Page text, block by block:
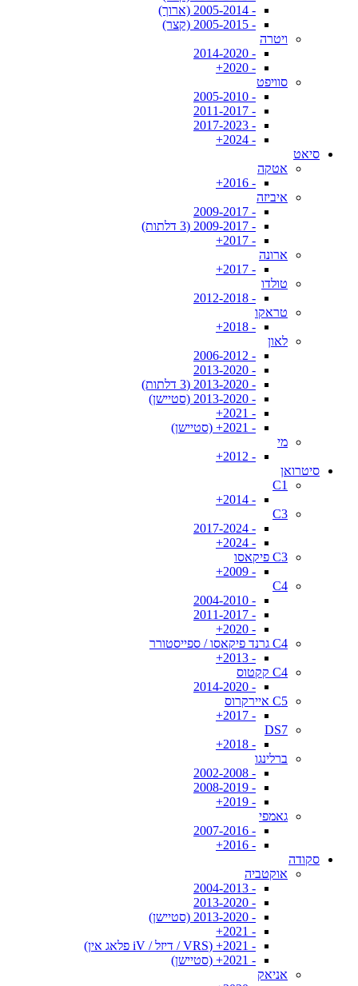
- 2005-2014 (ארוך)
- 2005-2015 (קצר)
ויטרה
- 2014-2020
- 2020+
סוויפט
- 2005-2010
- 2011-2017
- 2017-2023
- 2024+
סיאט
אטקה
- 2016+
איביזה
- 2009-2017
- 2009-2017 (3 דלתות)
- 2017+
ארונה
- 2017+
טולדו
- 2012-2018
טראקו
- 2018+
לאון
- 2006-2012
- 2013-2020
- 2013-2020 (3 דלתות)
- 2013-2020 (סטיישן)
- 2021+
- 2021+ (סטיישן)
מי
- 2012+
סיטרואן
C1
- 2014+
C3
- 2017-2024
- 2024+
C3 פיקאסו
- 2009+
C4
- 2004-2010
- 2011-2017
- 2020+
C4 גרנד פיקאסו / ספייסטורר
- 2013+
C4 קקטוס
- 2014-2020
C5 איירקרוס
- 2017+
DS7
- 2018+
ברלינגו
- 2002-2008
- 2008-2019
- 2019+
גאמפי
- 2007-2016
- 2016+
סקודה
אוקטביה
- 2004-2013
- 2013-2020
- 2013-2020 (סטיישן)
- 2021+
- 2021+ (VRS / דיזל / iV פלאג אין)
- 2021+ (סטיישן)
אניאק